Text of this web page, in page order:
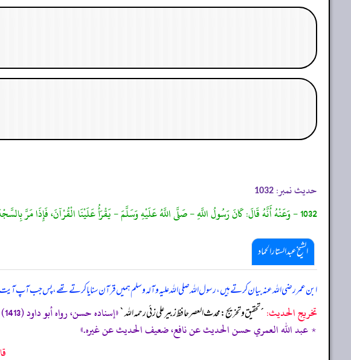
حدیث نمبر: 1032
1032 - وَعَنْهُ أَنَّهُ قَالَ: كَانَ رَسُولُ اللَّهِ - صَلَّى اللَّهُ عَلَيْهِ وَسَلَّمَ - يَقْرَأُ عَلَيْنَا الْقُرْآنَ، فَإِذَا مَرَّ بِالسَّجْدَةِ، كَبَّرَ وَسَجَدَ وَسَجَدْنَا مَعَهُ، رَوَاهُ أَبُو دَاوُدَ.
الشیخ عبدالستار الحماد
ابن عمر رضی اللہ عنہ بیان کرتے ہیں، رسول اللہ صلی ‌اللہ ‌علیہ ‌وآلہ ‌وسلم ہمیں قرآن سنایا کرتے تھے، پس جب آپ آیت
تخریج الحدیث: ´تحقيق و تخريج: محدث العصر حافظ زبير على زئي رحمه الله`«إسناده حسن، رواه أبو داود (1413)
٭ عبد الله العمري حسن الحديث عن نافع، ضعيف الحديث عن غيره.»